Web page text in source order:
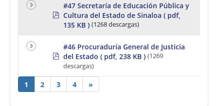
p
#47 Secretaría de Educación Pública y
Cultura del Estado de Sinaloa ( pdf,
135 KB ) (1268 descargas)
p
#46 Procuraduría General de Justicia
del Estado ( pdf, 238 KB ) (1269
descargas)
1 2 3 4 »